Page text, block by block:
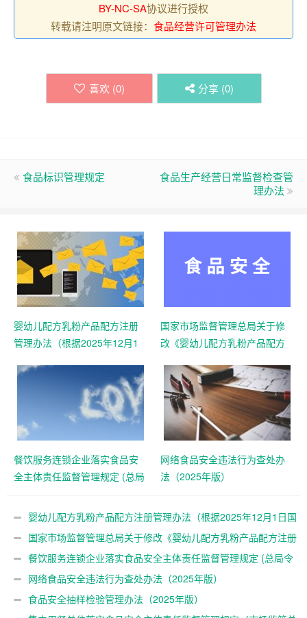
BY-NC-SA协议进行授权
转载请注明原文链接： 食品经营许可管理办法
喜欢 (0) 分享 (0)
食品标识管理规定
食品生产经营日常监督检查管
理办法
婴幼儿配方乳粉产品配方注册
管理办法（根据2025年12月1
109号修正）
国家市场监督管理总局关于修
改《婴幼儿配方乳粉产品配方
令第109号公布 自公布之日起
施行）
餐饮服务连锁企业落实食品安
全主体责任监督管理规定 (总局
网络食品安全违法行为查处办
法（2025年版）
婴幼儿配方乳粉产品配方注册管理办法（根据2025年12月1日国
家市场监督管理总局令第109号修正）
国家市场监督管理总局关于修改《婴幼儿配方乳粉产品配方注册
管理办法》的决定 （总局令第109号公布 自公布之日起施行）
餐饮服务连锁企业落实食品安全主体责任监督管理规定 (总局令
第104号公布)
网络食品安全违法行为查处办法（2025年版）
食品安全抽样检验管理办法（2025年版）